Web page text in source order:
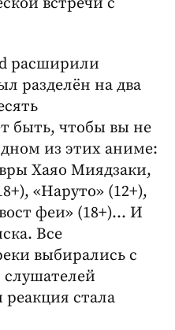
расширили
разделён на два
быть, чтобы вы не
из этих аниме:
Хаяо Миядзаки,
«Наруто» (12+),
феи» (18+)… И
Все
выбирались с
стала